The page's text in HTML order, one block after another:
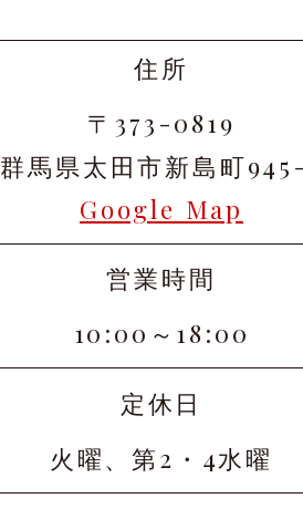
住所
〒373-0819
群馬県太田市新島町
Google Map
営業時間
10:00～18:00
定休日
火曜、第2・4水曜